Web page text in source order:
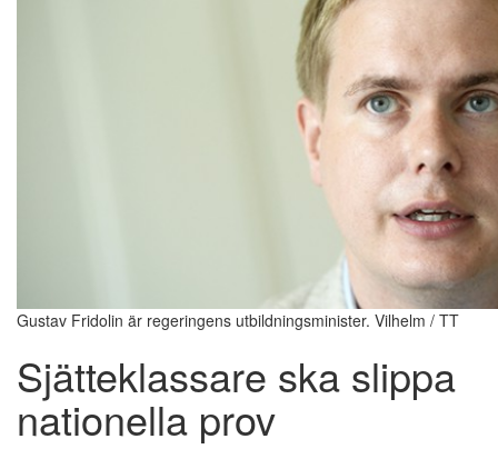
Gustav Fridolin är regeringens utbildningsminister. Vilhelm / TT
Sjätteklassare ska slippa
nationella prov